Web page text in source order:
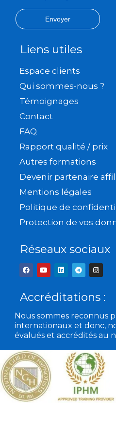
Envoyer
Liens utiles
Espace clients
Qui sommes-nous ?
Témoignages
Contact
FAQ
Rapport qualité / prix
Autres formations
Devenir partenaire
Mentions légales
Politique de
Protection de vos
Réseaux sociaux
F
a
c
b
o
k
Y
o
u
u
b
L
i
e
d
n
T
e
l
g
r
m
I
n
s
a
g
a
m
Accréditations :
Nous sommes reconnus
internationaux et donc,
évalués et accrédités au